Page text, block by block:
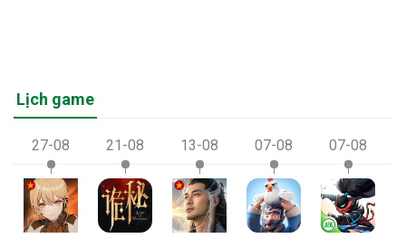
Lịch game
27-08 21-08 13-08 07-08 07-08